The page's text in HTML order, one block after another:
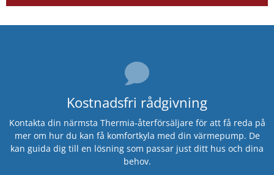
Kostnadsfri rådgivning
Kontakta din närmsta Thermia-återförsäljare för att få reda på
mer om hur du kan få komfortkyla med din värmepump. De
kan guida dig till en lösning som passar just ditt hus och dina
behov.